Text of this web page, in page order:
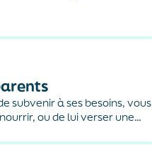
subvenir à ses besoins, vous
ou de lui verser une